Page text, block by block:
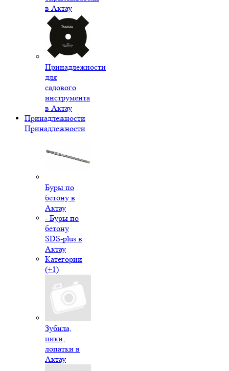
в Актау
Принадлежности
для
садового
инструмента
в Актау
Принадлежности
Принадлежности
Буры по
бетону в
Актау
- Буры по
бетону
SDS-plus в
Актау
Категории
(+1)
Зубила,
пики,
лопатки в
Актау